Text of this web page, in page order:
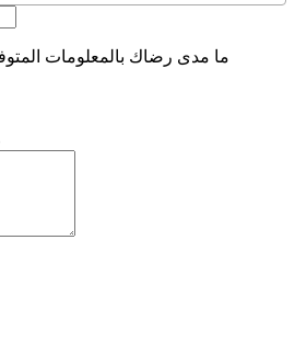
ما مدى رضاك بالمعلومات